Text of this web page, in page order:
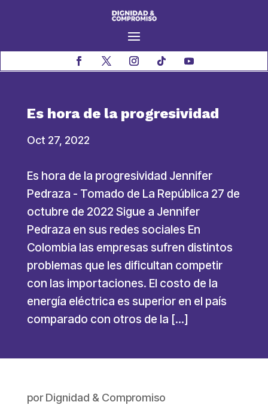
Es hora de la progresividad
Oct 27, 2022
Es hora de la progresividad Jennifer
Pedraza - Tomado de La República 27 de
octubre de 2022 Sigue a Jennifer
Pedraza en sus redes sociales En
Colombia las empresas sufren distintos
problemas que les dificultan competir
con las importaciones. El costo de la
energía eléctrica es superior en el país
comparado con otros de la […]
porDignidad & Compromiso